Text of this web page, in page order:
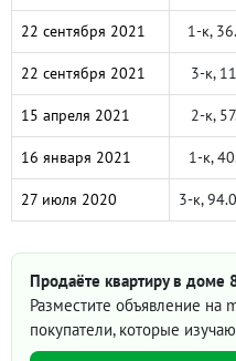
22 сентября 2021 1-к,
22 сентября 2021 3-к,
15 апреля 2021 2-к,
16 января 2021 1-к,
27 июля 2020 3-к,
Продаёте квартиру в доме
Разместите объявление на
покупатели, которые